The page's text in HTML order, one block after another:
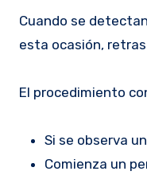
Cuando se
esta ocasión,
El procedimiento
Si se observa
Comienza un